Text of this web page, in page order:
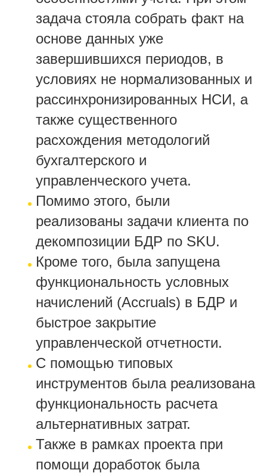
задача стояла собрать факт на
основе данных уже
завершившихся периодов, в
условиях не нормализованных и
рассинхронизированных НСИ, а
также существенного
расхождения методологий
бухгалтерского и
управленческого учета.
Помимо этого, были
реализованы задачи клиента по
декомпозиции БДР по SKU.
Кроме того, была запущена
функциональность условных
начислений (Accruals) в БДР и
быстрое закрытие
управленческой отчетности.
С помощью типовых
инструментов была реализована
функциональность расчета
альтернативных затрат.
Также в рамках проекта при
помощи доработок была